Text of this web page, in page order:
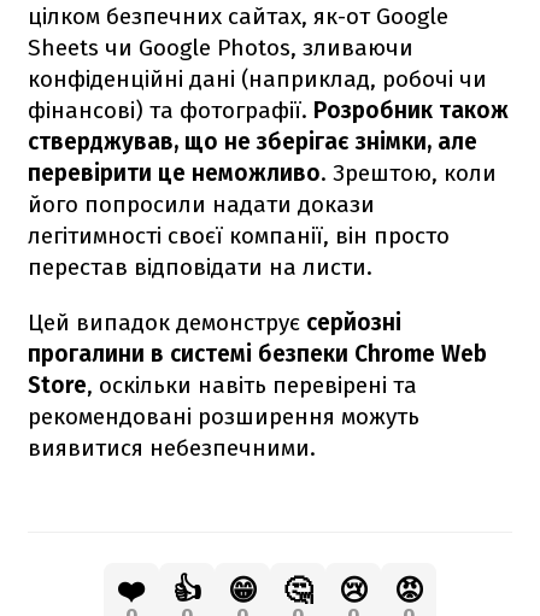
цілком безпечних сайтах, як-от Google
Sheets чи Google Photos, зливаючи
конфіденційні дані (наприклад, робочі чи
фінансові) та фотографії. Розробник також
стверджував, що не зберігає знімки, але
перевірити це неможливо. Зрештою, коли
його попросили надати докази
легітимності своєї компанії, він просто
перестав відповідати на листи.
Цей випадок демонструє серйозні
прогалини в системі безпеки Chrome Web
Store, оскільки навіть перевірені та
рекомендовані розширення можуть
виявитися небезпечними.
❤️ 👍 😁 🤔 😢 😡